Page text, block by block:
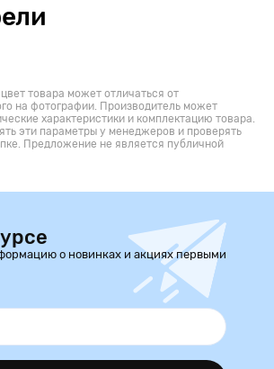
товара может отличаться от
на фотографии. Производитель может
характеристики и комплектацию товара.
эти параметры у менеджеров и проверять
Предложение не является публичной
о новинках и акциях первыми